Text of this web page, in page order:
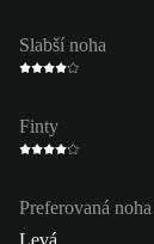
Slabší noha
Finty
Preferovaná noha
Levá